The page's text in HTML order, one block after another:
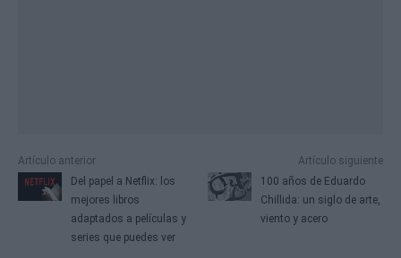
Artículo anterior
Del papel a Netflix: los
mejores libros
adaptados a películas y
series que puedes ver
Artículo siguiente
100 años de Eduardo
Chillida: un siglo de arte,
viento y acero